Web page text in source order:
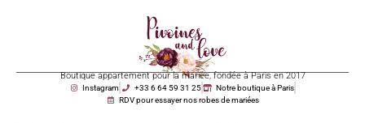
Boutique appartement pour la mariée, fondée à Paris en 2017
Instagram +33 6 64 59 31 25
Notre boutique à Paris
RDV pour essayer nos robes de mariées